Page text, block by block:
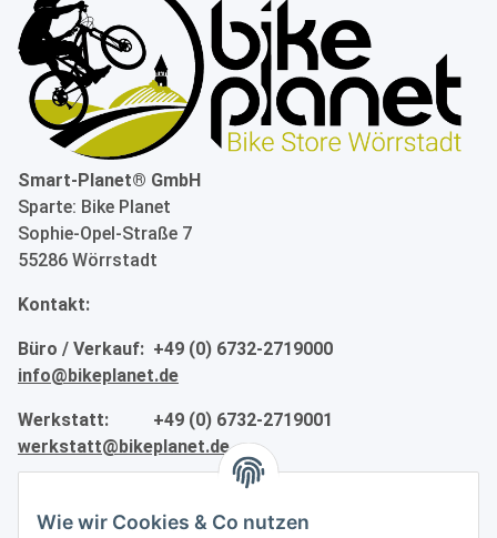
Smart-Planet® GmbH
Sparte: Bike Planet
Sophie-Opel-Straße 7
55286 Wörrstadt
Kontakt:
Büro / Verkauf: +49 (0) 6732-2719000
info@bikeplanet.de
Werkstatt: +49 (0) 6732-2719001
werkstatt@bikeplanet.de
Wie wir Cookies & Co nutzen